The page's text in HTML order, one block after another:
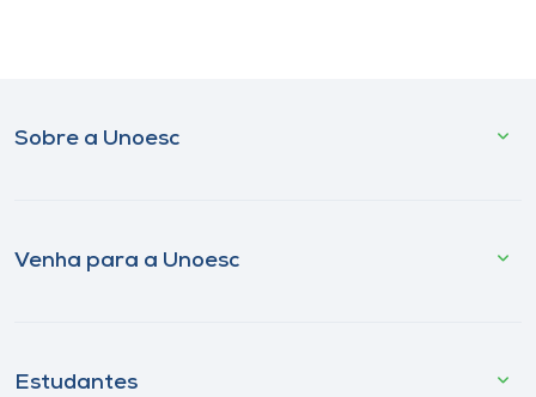
Sobre a Unoesc
Venha para a Unoesc
Estudantes